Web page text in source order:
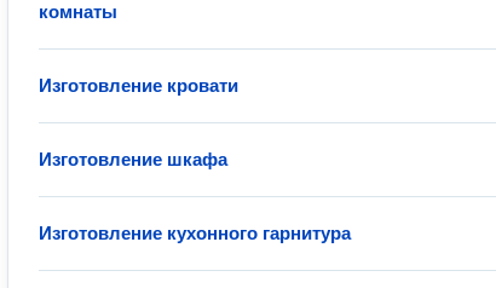
комнаты
Изготовление кровати
Изготовление шкафа
Изготовление кухонного гарнитура